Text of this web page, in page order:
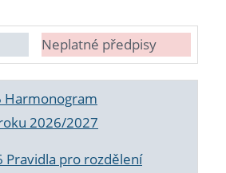
Neplatné předpisy
Harmonogram
2026/2027
Pravidla pro rozdělení